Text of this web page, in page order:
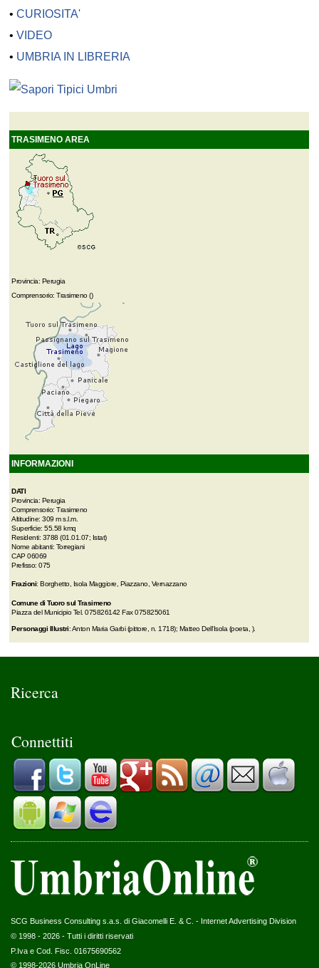
•CURIOSITA'
•VIDEO
• UMBRIA IN LIBRERIA
TRASIMENO AREA
Provincia: Perugia
Comprensorio: Trasimeno ()
INFORMAZIONI
DATI
Provincia: Perugia
Comprensorio: Trasimeno
Altitudine: 309 m s.l.m.
Superficie: 55.58 kmq
Residenti: 3788 (01.01.07; Istat)
Nome abitanti: Torregiani
CAP 06069
Prefisso: 075
Frazioni: Borghetto, Isola Maggiore, Piazzano, Vernazzano
Comune di Tuoro sul Trasimeno
Piazza del Municipio Tel. 075826142 Fax 075825061
Personaggi Illustri: Anton Maria Garbi (pittore, n. 1718); Matteo Dell'Isola (poeta, ).
Ricerca
Connettiti
SCG Business Consulting s.a.s. di Giacomelli E. & C. - Internet Advertising Division
© 1998 - 2026 - Tutti i diritti riservati
P.Iva e Cod. Fisc. 01675690562
© 1998-2026 Umbria OnLine